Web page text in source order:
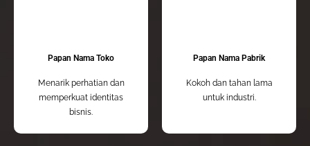
Papan Nama Toko
Menarik perhatian dan
memperkuat identitas
bisnis.
Papan Nama Pabrik
Kokoh dan tahan lama
untuk industri.